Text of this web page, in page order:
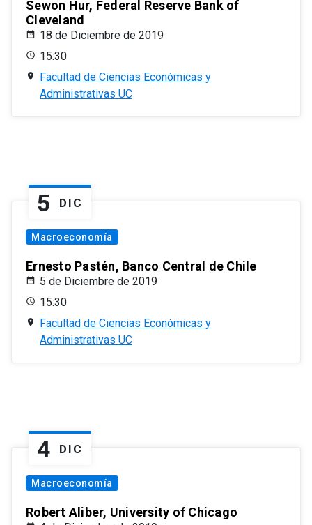
Sewon Hur, Federal Reserve Bank of
Cleveland
18 de Diciembre de 2019
15:30
Facultad de Ciencias Económicas y
Administrativas UC
5 DIC
Macroeconomía
Ernesto Pastén, Banco Central de Chile
5 de Diciembre de 2019
15:30
Facultad de Ciencias Económicas y
Administrativas UC
4 DIC
Macroeconomía
Robert Aliber, University of Chicago